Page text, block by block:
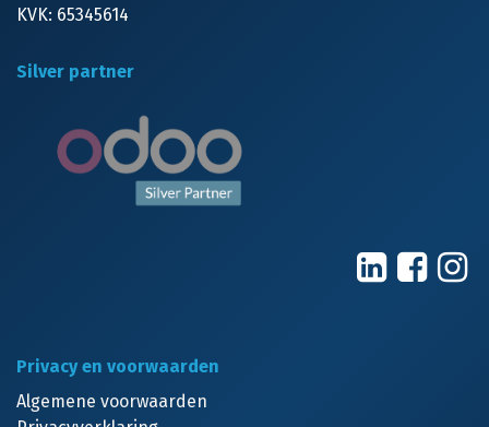
KVK: 65345614
Silver partner
Privacy en voorwaarden
Algemene voorwaarden